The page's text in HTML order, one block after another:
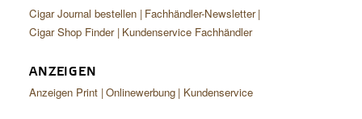
Cigar Journal bestellen Fachhändler-Newsletter
Cigar Shop Finder Kundenservice Fachhändler
ANZEIGEN
Anzeigen Print Onlinewerbung Kundenservice